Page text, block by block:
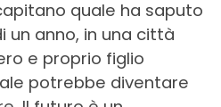
quale ha saputo
un anno, in una città
e proprio figlio
potrebbe diventare